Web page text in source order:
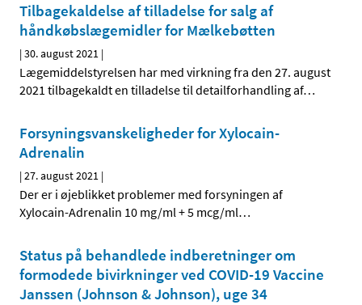
Tilbagekaldelse af tilladelse for salg af
håndkøbslægemidler for Mælkebøtten
|30. august 2021 |
Lægemiddelstyrelsen har med virkning fra den 27. august
2021 tilbagekaldt en tilladelse til detailforhandling af…
Forsyningsvanskeligheder for Xylocain-
Adrenalin
|27. august 2021 |
Der er i øjeblikket problemer med forsyningen af
Xylocain-Adrenalin 10 mg/ml + 5 mcg/ml…
Status på behandlede indberetninger om
formodede bivirkninger ved COVID-19 Vaccine
Janssen (Johnson & Johnson), uge 34